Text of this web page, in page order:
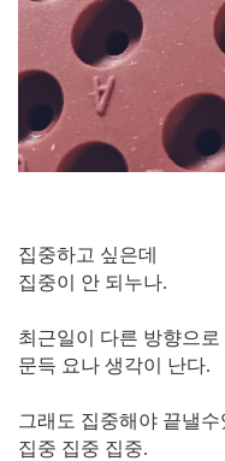
집중하고 싶은데
집중이 안 되누나.
최근일이 다른 방향으
문득 요나 생각이 난다.
그래도 집중해야 끝낼
집중 집중 집중.